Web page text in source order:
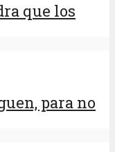
que los
para no